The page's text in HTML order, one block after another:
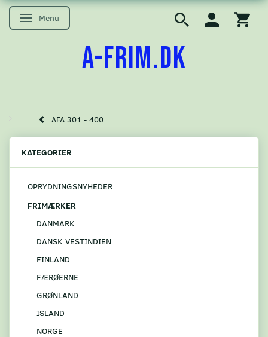
Skifte navigation
Menu
A-FRIM.DK
AFA 301 - 400
KATEGORIER
OPRYDNINGSNYHEDER
FRIMÆRKER
DANMARK
DANSK VESTINDIEN
FINLAND
FÆRØERNE
GRØNLAND
ISLAND
NORGE